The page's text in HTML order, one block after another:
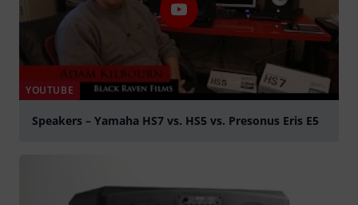
YOUTUBE
Speakers – Yamaha HS7 vs. HS5 vs. Presonus Eris E5